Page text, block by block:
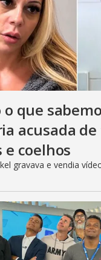
que
acusada
coelhos
gravava e vendia